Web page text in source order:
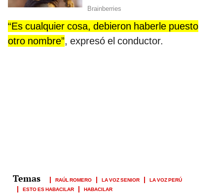
“Es cualquier cosa, debieron haberle puesto
otro nombre”, expresó el conductor.
RAÚL ROMERO LA VOZ SENIOR
LA VOZ PERÚ
ESTO ES HABACILAR
HABACILAR